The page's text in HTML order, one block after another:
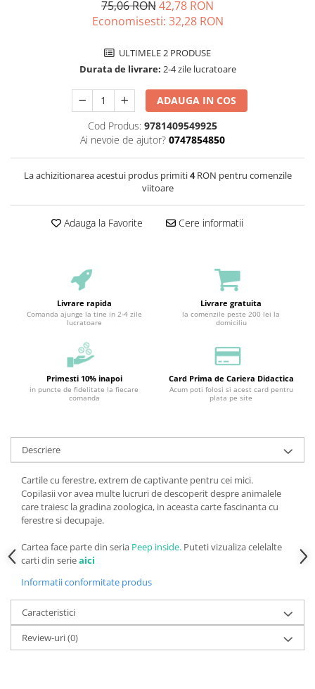
75,06 RON42,78 RON
Economisesti: 32,28 RON
ULTIMELE 2 PRODUSE
Durata de livrare: 2-4 zile lucratoare
ADAUGA IN COS
Cod Produs: 9781409549925
Ai nevoie de ajutor? 0747854850
La achizitionarea acestui produs primiti4RON pentru comenzile
viitoare
Adauga la Favorite Cere informatii
Livrare rapida
Comanda ajunge la tine in 2-4 zile
lucratoare
Livrare gratuita
la comenzile peste 200 lei la
domiciliu
Primesti 10% inapoi
in puncte de fidelitate la fiecare
comanda
Card Prima de Cariera Didactica
Acum poti folosi si acest card pentru
plata pe site
Descriere
Cartile cu ferestre, extrem de captivante pentru cei mici.
Copilasii vor avea multe lucruri de descoperit despre animalele
care traiesc la gradina zoologica, in aceasta carte fascinanta cu
ferestre si decupaje.
Cartea face parte din seria Peep inside. Puteti vizualiza celelalte
carti din serieaici
Informatii conformitate produs
Caracteristici
Review-uri(0)